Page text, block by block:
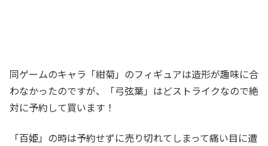
同ゲームのキャラ「紺菊」のフィギュアは造形が趣味に合
わなかったのですが、「弓弦葉」はどストライクなので絶
対に予約して買います！
「百姫」の時は予約せずに売り切れてしまって痛い目に遭